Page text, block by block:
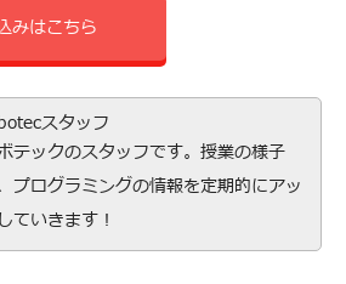
みはこちら
スタッフ
テックのスタッフです。授業の様子
プログラミングの情報を定期的にアッ
ていきます！